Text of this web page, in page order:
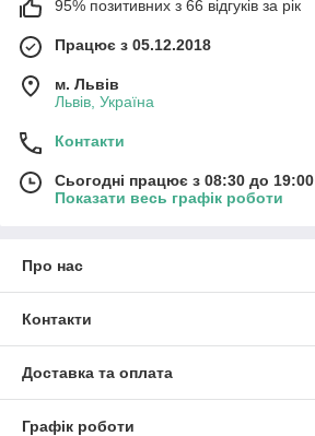
95% позитивних з 66 відгуків за рік
Працює з 05.12.2018
м. Львів
Львів, Україна
Контакти
Сьогодні працює з 08:30 до 19:00
Показати весь графік роботи
Про нас
Контакти
Доставка та оплата
Графік роботи